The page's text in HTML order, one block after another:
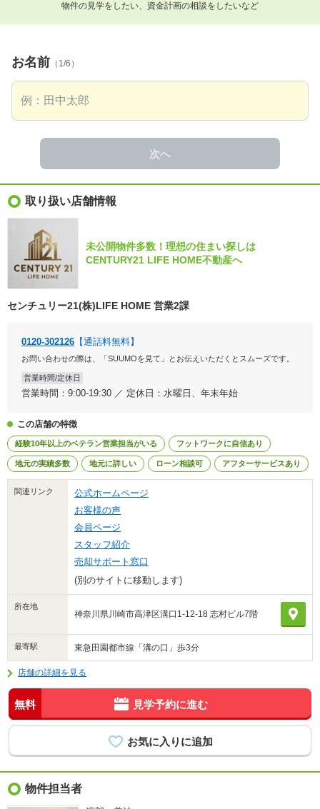
物件の見学をしたい、資金計画の相談をしたいなど
お名前 （1/6）
次へ
取り扱い店舗情報
未公開物件多数！理想の住まい探しは
CENTURY21 LIFE HOME不動産へ
センチュリー21(株)LIFE HOME 営業2課
0120-302126 【通話料無料】
お問い合わせの際は、「SUUMOを見て」とお伝えいただくとスムーズです。
営業時間/定休日
営業時間：9:00-19:30 ／ 定休日：水曜日、年末年始
この店舗の特徴
経験10年以上のベテラン営業担当がいる フットワークに自信あり
地元の実績多数 地元に詳しい ローン相談可 アフターサービスあり
関連リンク
公式ホームページ
お客様の声
会員ページ
スタッフ紹介
売却サポート窓口
(別のサイトに移動します)
所在地
神奈川県川崎市高津区溝口1-12-18 志村ビル7階
最寄駅 東急田園都市線「溝の口」歩3分
店舗の詳細を見る
無料 見学予約に進む
物件担当者